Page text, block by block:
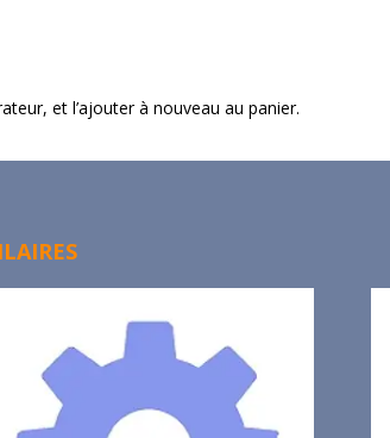
et l’ajouter à nouveau au panier.